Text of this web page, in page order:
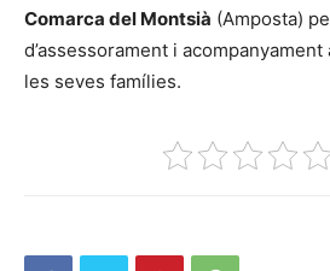
Comarca del Montsià (Amposta)
d’assessorament i acompanyament
les seves famílies.